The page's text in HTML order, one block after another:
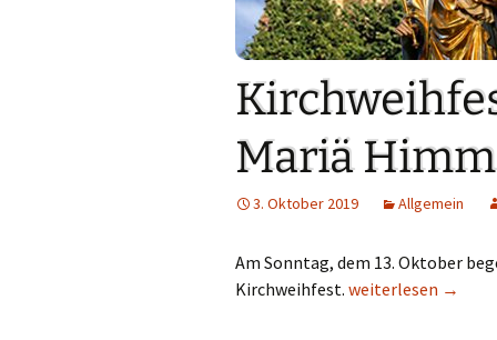
Links
Oekum.
PGR-Wahl 2019
Prävention im
Seelsorglicher
Mariä
3. Oktober 2019 Allgemein
Am Sonntag, dem 13. Oktober
Kirchweihfest. Kirchweihfest
weiterlesen →